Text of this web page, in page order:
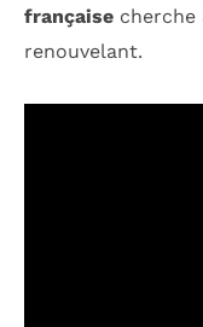
française cherche
renouvelant.